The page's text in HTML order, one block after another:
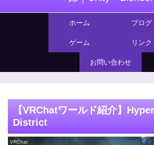
ホーム ブログ
ゲーム リンク
お問い合わせ
【VRChatワールド紹介】
District
VRChat